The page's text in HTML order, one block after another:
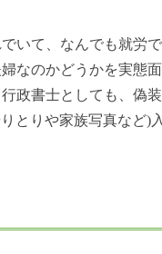
いて、なんでも就労
なのかどうかを実態
政書士としても、偽
とりや家族写真など)